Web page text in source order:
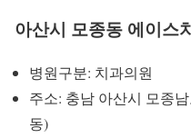
아산시 모종동 에이스
병원구분: 치과의원
주소: 충남 아산시 모종
동)